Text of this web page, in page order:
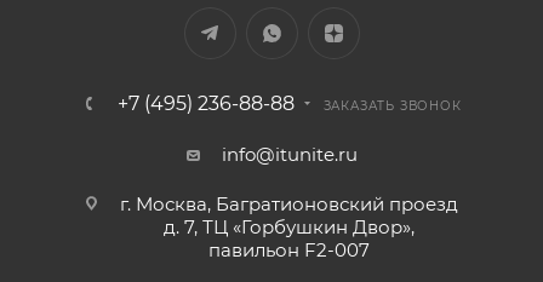
+7 (495) 236-88-88 ЗАКАЗАТЬ ЗВОНОК
info@itunite.ru
г. Москва, Багратионовский проезд
д. 7, ТЦ «Горбушкин Двор»,
павильон F2-007